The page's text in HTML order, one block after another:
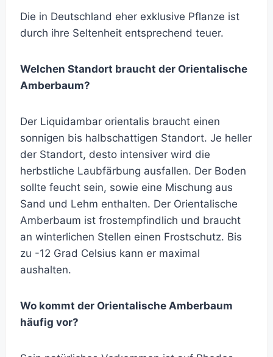
Die in Deutschland eher exklusive Pflanze ist
durch ihre Seltenheit entsprechend teuer.
Welchen Standort braucht der Orientalische
Amberbaum?
Der Liquidambar orientalis braucht einen
sonnigen bis halbschattigen Standort. Je heller
der Standort, desto intensiver wird die
herbstliche Laubfärbung ausfallen. Der Boden
sollte feucht sein, sowie eine Mischung aus
Sand und Lehm enthalten. Der Orientalische
Amberbaum ist frostempfindlich und braucht
an winterlichen Stellen einen Frostschutz. Bis
zu -12 Grad Celsius kann er maximal
aushalten.
Wo kommt der Orientalische Amberbaum
häufig vor?